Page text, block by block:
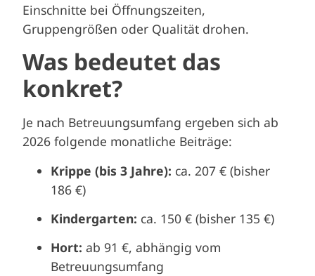
Einschnitte bei Öffnungszeiten,
Gruppengrößen oder Qualität drohen.
Was bedeutet das
konkret?
Je nach Betreuungsumfang ergeben sich ab
2026 folgende monatliche Beiträge:
Krippe (bis 3 Jahre): ca. 207 € (bisher
186 €)
Kindergarten: ca. 150 € (bisher 135 €)
Hort: ab 91 €, abhängig vom
Betreuungsumfang